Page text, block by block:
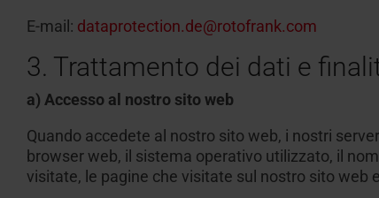
E-mail: dataprotection.de@rotofrank.com
3. Trattamento dei dati e
a) Accesso al nostro sito web
Quando accedete al nostro sito web, i nostri
browser web, il sistema operativo utilizzato, il
visitate, le pagine che visitate sul nostro sito web